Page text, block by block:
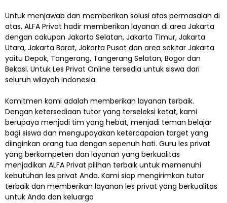
Untuk menjawab dan memberikan solusi atas permasalah di
atas, ALFA Privat hadir memberikan layanan di area Jakarta
dengan cakupan Jakarta Selatan, Jakarta Timur, Jakarta
Utara, Jakarta Barat, Jakarta Pusat dan area sekitar Jakarta
yaitu Depok, Tangerang, Tangerang Selatan, Bogor dan
Bekasi. Untuk Les Privat Online tersedia untuk siswa dari
seluruh wilayah Indonesia.
Komitmen kami adalah memberikan layanan terbaik.
Dengan ketersediaan tutor yang terseleksi ketat, kami
berupaya menjadi tim yang hebat, menjadi teman belajar
bagi siswa dan mengupayakan ketercapaian target yang
diinginkan orang tua dengan sepenuh hati. Guru les privat
yang berkompeten dan layanan yang berkualitas
menjadikan ALFA Privat pilihan terbaik untuk memenuhi
kebutuhan les privat Anda. Kami siap mengirimkan tutor
terbaik dan memberikan layanan les privat yang berkualitas
untuk Anda dan keluarga